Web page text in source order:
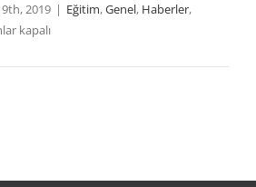
2019 | Eğitim,Genel, Haberler,
kapalı